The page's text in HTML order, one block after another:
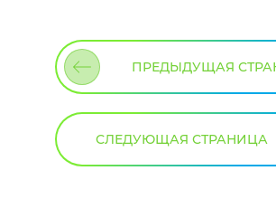
ПРЕДЫДУЩАЯ
СЛЕДУЮЩАЯ СТРАНИЦА